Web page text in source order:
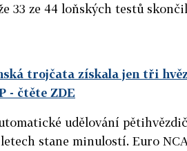
33 ze 44 loňských testů
trojčata získala jen tři
- čtěte ZDE
udělování
stane minulostí. Euro